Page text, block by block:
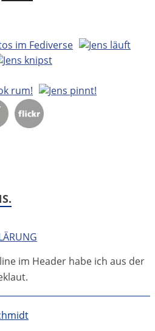
im Header habe ich aus der